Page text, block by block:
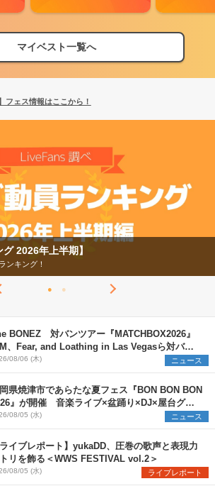
マイベスト一覧へ
フェス情報はここから！
ング】2026年上半期編発表！
フェス情報はここから！
2026年上半期】
ンキング！
BONEZ 対バンツアー『MATCHBOX2026』
、Fear, and Loathing in Las Vegasら対バン
ティストを一斉解禁
08/06 (木) ニュース
県焼津市であらたな夏フェス『BON BON BON
』が開催 音楽ライブ×盆踊り×DJ×屋台グル
ランタンナイトで彩る2日間
08/05 (水) ニュース
ライブレポート】yukaDD、圧巻の歌声と表現力
リを飾る＜WWS FESTIVAL vol.2＞
08/05 (水) ライブレポート